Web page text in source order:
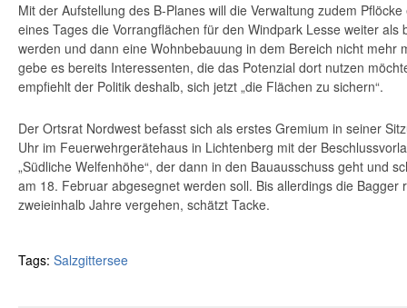
Mit der Aufstellung des B-Planes will die Verwaltung zudem
eines Tages die Vorrangflächen für den Windpark Lesse weiter
werden und dann eine Wohnbebauung in dem Bereich nicht mehr
gebe es bereits Interessenten, die das Potenzial dort nutzen
empfiehlt der Politik deshalb, sich jetzt „die Flächen zu sichern“.
Der Ortsrat Nordwest befasst sich als erstes Gremium in seiner
Uhr im Feuerwehrgerätehaus in Lichtenberg mit der
„Südliche Welfenhöhe“, der dann in den Bauausschuss geht und
am 18. Februar abgesegnet werden soll. Bis allerdings die Bagger
zweieinhalb Jahre vergehen, schätzt Tacke.
Tags: Salzgittersee